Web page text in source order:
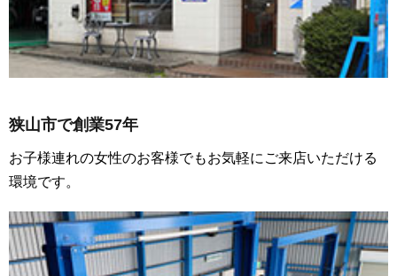
狭山市で創業57年
お子様連れの女性のお客様でもお気軽にご来店いただける
環境です。